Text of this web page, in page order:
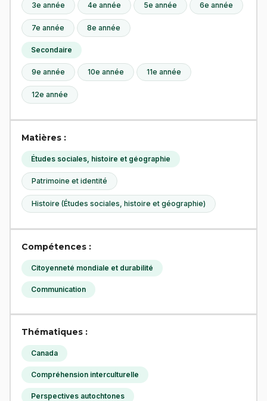
3e année 4e année 5e année 6e année
7e année 8e année
Secondaire
9e année 10e année 11e année
12e année
Matières :
Études sociales, histoire et géographie
Patrimoine et identité
Histoire (Études sociales, histoire et géographie)
Compétences :
Citoyenneté mondiale et durabilité
Communication
Thématiques :
Canada
Compréhension interculturelle
Perspectives autochtones